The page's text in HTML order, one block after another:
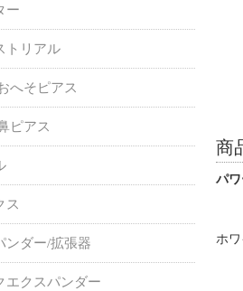
商
パ
ホ
ー
トリアル
へそピアス
ピアス
ス
ンダー/拡張器
エクスパンダー